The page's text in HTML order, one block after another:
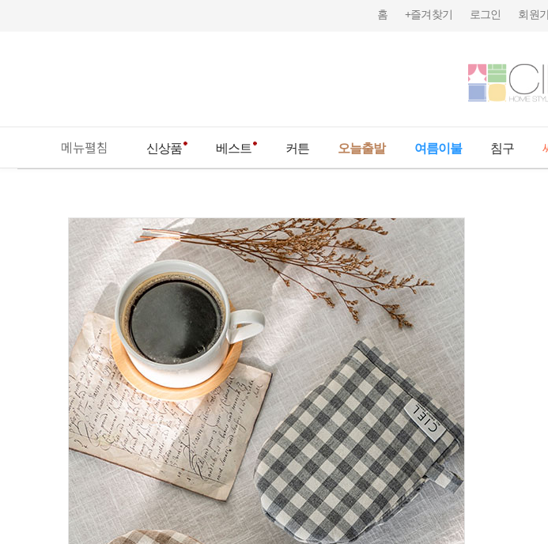
홈 +즐겨찾기 로그인 회원
메뉴펼침 신상품 베스트 커튼 오늘출발 여름이불 침구